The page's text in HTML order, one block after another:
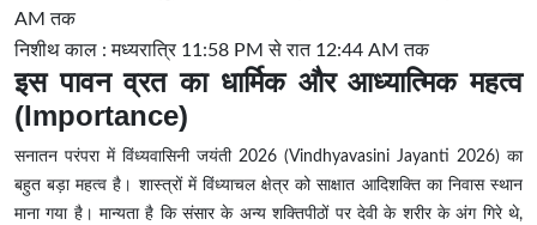
AM तक
निशीथ काल : मध्यरात्रि 11:58 PM से रात 12:44 AM तक
इस पावन व्रत का धार्मिक और आध्यात्मिक महत्व
(Importance)
सनातन परंपरा में विंध्यवासिनी जयंती 2026 (Vindhyavasini Jayanti 2026) का
बहुत बड़ा महत्व है। शास्त्रों में विंध्याचल क्षेत्र को साक्षात आदिशक्ति का निवास स्थान
माना गया है। मान्यता है कि संसार के अन्य शक्तिपीठों पर देवी के शरीर के अंग गिरे थे,